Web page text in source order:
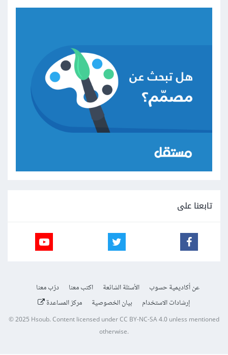
تابعنا على
عن أكاديمية حسوب الأسئلة الشائعة اكتب معنا
درّب معنا
إرشادات الاستخدام
بيان الخصوصية مركز المساعدة
© 2025Hsoub.Content licensed underCC BY-NC-SA 4.0unless mentioned
otherwise.